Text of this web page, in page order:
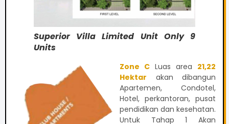
Superior Villa Limited Unit Only 9
Units
Zone CLuas area 21,22
Hektar akan dibangun
Apartemen, Condotel,
Hotel, perkantoran, pusat
pendidikan dan kesehatan.
Untuk Tahap 1 Akan